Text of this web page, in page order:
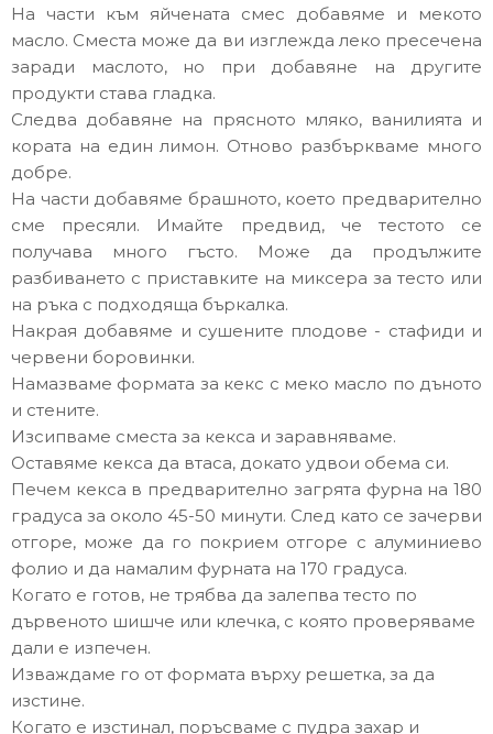
На части към яйчената смес добавяме и мекото
масло. Сместа може да ви изглежда леко пресечена
заради маслото, но при добавяне на другите
продукти става гладка.
Следва добавяне на прясното мляко, ванилията и
кората на един лимон. Отново разбъркваме много
добре.
На части добавяме брашното, което предварително
сме пресяли. Имайте предвид, че тестото се
получава много гъсто. Може да продължите
разбиването с приставките на миксера за тесто или
на ръка с подходяща бъркалка.
Накрая добавяме и сушените плодове - стафиди и
червени боровинки.
Намазваме формата за кекс с меко масло по дъното
и стените.
Изсипваме сместа за кекса и заравняваме.
Оставяме кекса да втаса, докато удвои обема си.
Печем кекса в предварително загрята фурна на 180
градуса за около 45-50 минути. След като се зачерви
отгоре, може да го покрием отгоре с алуминиево
фолио и да намалим фурната на 170 градуса.
Когато е готов, не трябва да залепва тесто по
дървеното шишче или клечка, с която проверяваме
дали е изпечен.
Изваждаме го от формата върху решетка, за да
изстине.
Когато е изстинал, поръсваме с пудра захар и